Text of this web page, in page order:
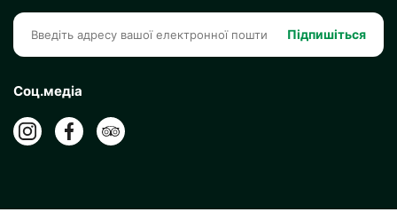
Підпишіться
Соц.медіа